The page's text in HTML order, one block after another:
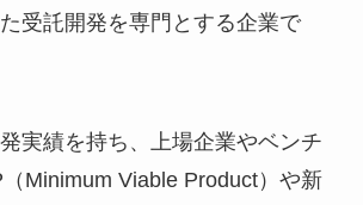
受託開発を専門とする企業で
実績を持ち、上場企業やベンチ
Minimum Viable Product）や新